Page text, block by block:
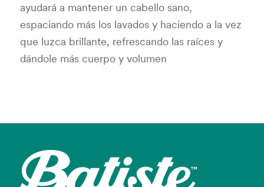
ayudará a mantener un cabello sano,
espaciando más los lavados y haciendo a la vez
que luzca brillante, refrescando las raíces y
dándole más cuerpo y volumen